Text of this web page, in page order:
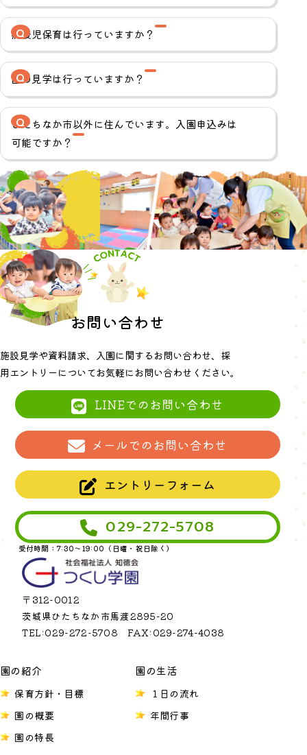
Q
病後児保育は行っていますか？
Q
園の見学は行っていますか？
Q
ひたちなか市以外に住んでいます。入園申込みは
可能ですか？
お問い合わせ
施設見学や資料請求、入園に関するお問い合わせ、 採
用エントリーについてお気軽にお問い合わせください｡
LINEでのお問い合わせ
メールでのお問い合わせ
エントリーフォーム
029-272-5708
受付時間：7:30～19:00（日曜・祝日除く）
〒312-0012
茨城県ひたちなか市馬渡2895−20
TEL:029-272-5708 FAX:029-274-4038
園の紹介
保育方針・目標
園の概要
園の特長
園の生活
１日の流れ
年間行事